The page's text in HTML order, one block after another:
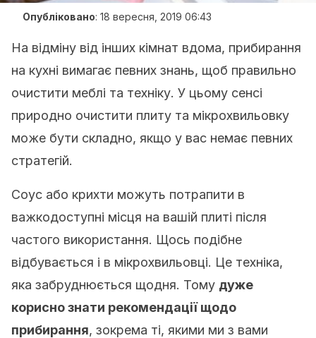
Опубліковано: 18 вересня, 2019 06:43
На відміну від інших кімнат вдома, прибирання
на кухні вимагає певних знань, щоб правильно
очистити меблі та техніку. У цьому сенсі
природно очистити плиту та мікрохвильовку
може бути складно, якщо у вас немає певних
стратегій.
Соус або крихти можуть потрапити в
важкодоступні місця на вашій плиті після
частого використання. Щось подібне
відбувається і в мікрохвильовці. Це техніка,
яка забруднюється щодня. Тому дуже
корисно знати рекомендації щодо
прибирання, зокрема ті, якими ми з вами